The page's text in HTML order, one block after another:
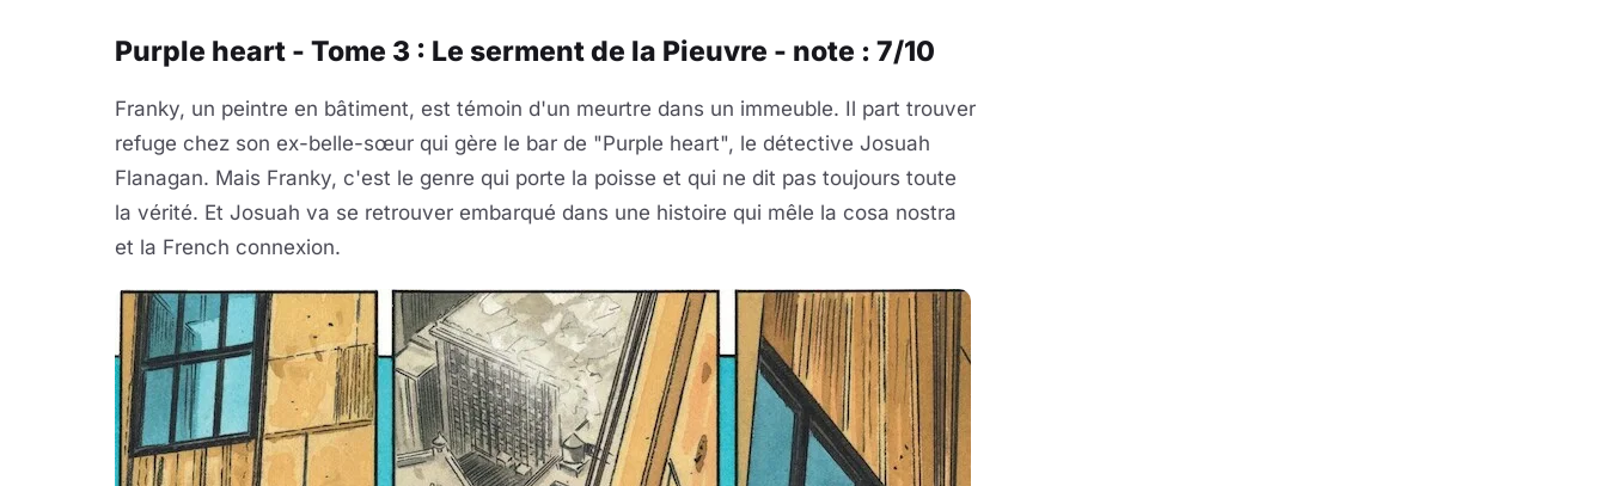
Purple heart - Tome 3 : Le serment de la Pieuvre - note : 7/10
Franky, un peintre en bâtiment, est témoin d'un meurtre dans un immeuble. Il part trouver
refuge chez son ex-belle-sœur qui gère le bar de "Purple heart", le détective Josuah
Flanagan. Mais Franky, c'est le genre qui porte la poisse et qui ne dit pas toujours toute
la vérité. Et Josuah va se retrouver embarqué dans une histoire qui mêle la cosa nostra
et la French connexion.